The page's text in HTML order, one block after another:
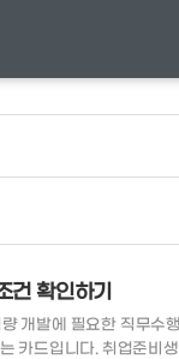
건 확인하기
개발에 필요한 직무수
카드입니다. 취업준비